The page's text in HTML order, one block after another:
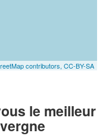
contributors, CC-BY-SA
le meilleur